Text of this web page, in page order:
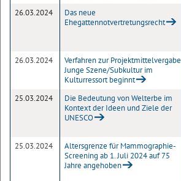
26.03.2024
Das neue
Ehegattennotvertretungsrecht
26.03.2024
Verfahren zur Projektmittelvergabe
Junge Szene/Subkultur im
Kulturressort beginnt
25.03.2024
Die Bedeutung von Welterbe im
Kontext der Ideen und Ziele der
UNESCO
25.03.2024
Altersgrenze für Mammographie-
Screening ab 1. Juli 2024 auf 75
Jahre angehoben